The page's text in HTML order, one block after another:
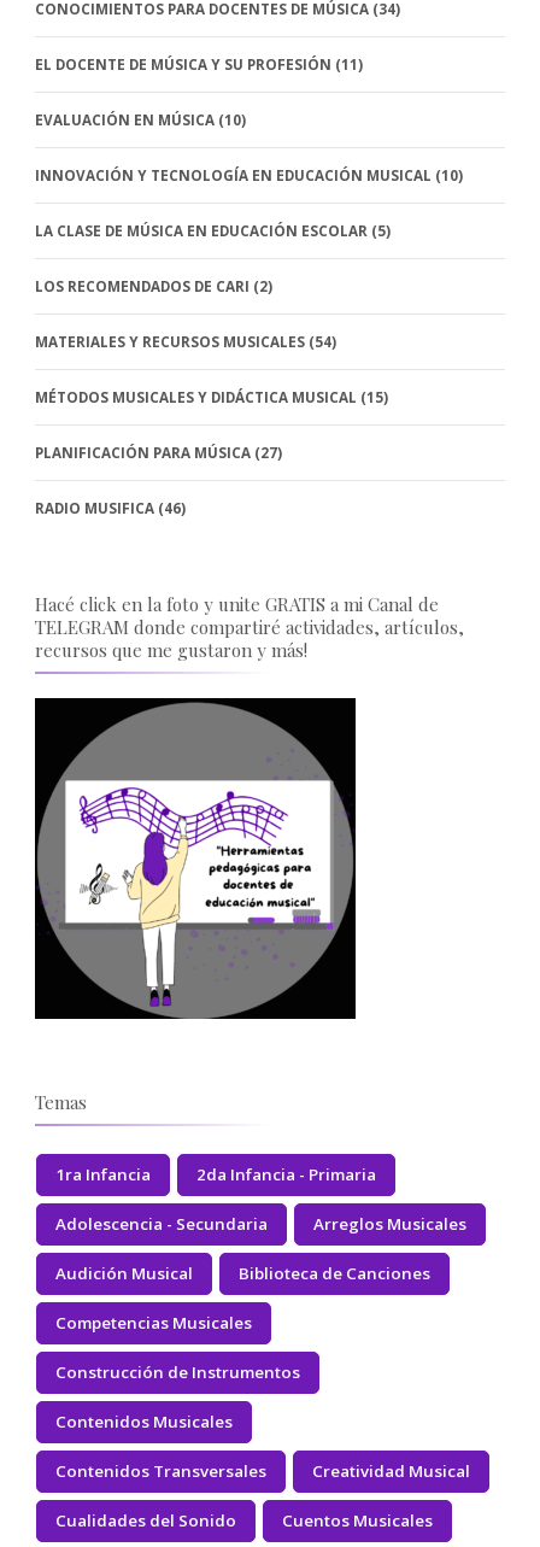
CONOCIMIENTOS PARA DOCENTES DE MÚSICA (34)
EL DOCENTE DE MÚSICA Y SU PROFESIÓN (11)
EVALUACIÓN EN MÚSICA (10)
INNOVACIÓN Y TECNOLOGÍA EN EDUCACIÓN MUSICAL (10)
LA CLASE DE MÚSICA EN EDUCACIÓN ESCOLAR (5)
LOS RECOMENDADOS DE CARI (2)
MATERIALES Y RECURSOS MUSICALES (54)
MÉTODOS MUSICALES Y DIDÁCTICA MUSICAL (15)
PLANIFICACIÓN PARA MÚSICA (27)
RADIO MUSIFICA (46)
Hacé click en la foto y unite GRATIS a mi Canal de
TELEGRAM donde compartiré actividades, artículos,
recursos que me gustaron y más!
Temas
1ra Infancia 2da Infancia - Primaria
Adolescencia - Secundaria Arreglos Musicales
Audición Musical Biblioteca de Canciones
Competencias Musicales
Construcción de Instrumentos
Contenidos Musicales
Contenidos Transversales Creatividad Musical
Cualidades del Sonido Cuentos Musicales